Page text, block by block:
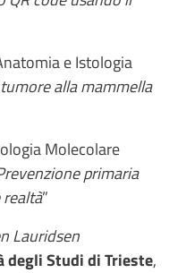
e Istologia
alla mammella
Molecolare
primaria
”
Lauridsen
degli Studi di Trieste,